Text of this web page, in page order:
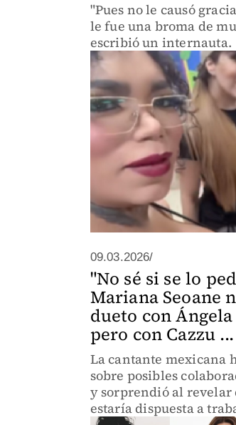
"Pues no le causó
le fue una broma de
escribió un internauta.
09.03.2026/
"No sé si se lo
Mariana Seoane
dueto con
pero con Cazzu ...
La cantante mexicana
sobre posibles
y sorprendió al revelar
estaría dispuesta a